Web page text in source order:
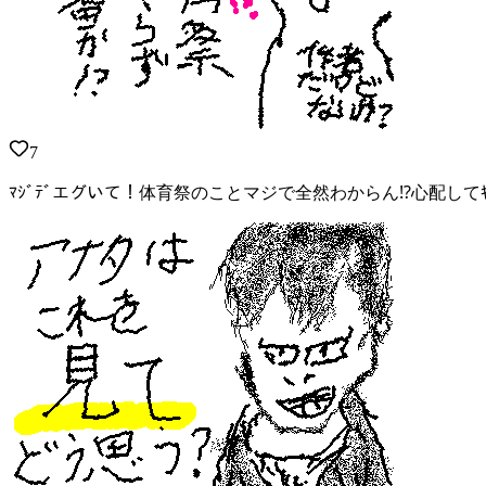
7
ﾏｼﾞﾃﾞエグいて！体育祭のことマジで全然わからん⁉︎心配して